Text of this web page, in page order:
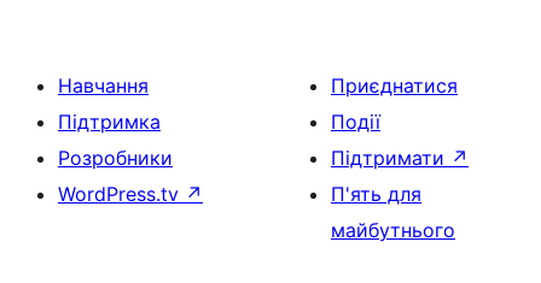
Навчання
Підтримка
Розробники
WordPress.tv ↗
Приєднатися
Події
Підтримати ↗
П'ять для
майбутнього